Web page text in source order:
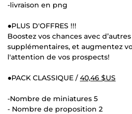
-livraison en png
●PLUS D'OFFRES !!!
Boostez vos chances avec
supplémentaires, et augmentez
l'attention de vos prospects!
●PACK CLASSIQUE /40,46 $US
-Nombre de miniatures 5
- Nombre de proposition 2